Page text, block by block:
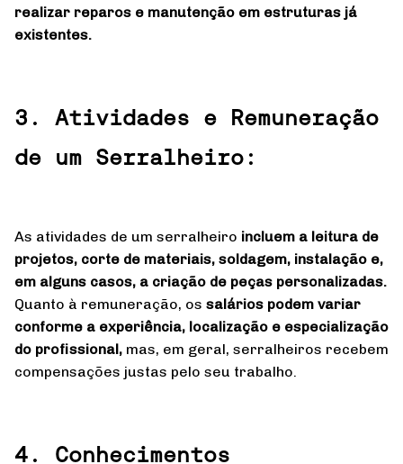
realizar reparos e manutenção em estruturas já
existentes.
3. Atividades e Remuneração
de um Serralheiro:
As atividades de um serralheiro incluem a leitura de
projetos, corte de materiais, soldagem, instalação e,
em alguns casos, a criação de peças personalizadas.
Quanto à remuneração, os salários podem variar
conforme a experiência, localização e especialização
do profissional, mas, em geral, serralheiros recebem
compensações justas pelo seu trabalho.
4. Conhecimentos